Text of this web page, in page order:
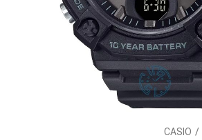
CASIO /